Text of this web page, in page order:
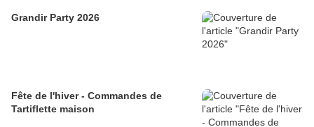
Grandir Party 2026
Fête de l'hiver - Commandes de
Tartiflette maison